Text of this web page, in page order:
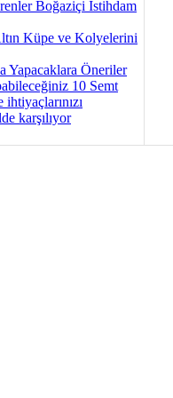
Boğaziçi İstihdam
Küpe ve Kolyelerini
Yapacaklara Öneriler
10 Semt
karşılıyor